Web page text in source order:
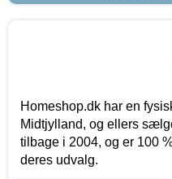
Homeshop.dk har en
Midtjylland, og ellers
tilbage i 2004, og er 100
deres udvalg.